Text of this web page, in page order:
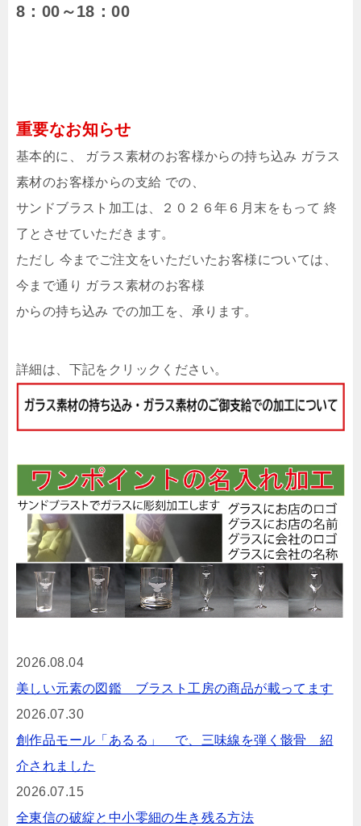
8：00～18：00
重要なお知らせ
基本的に、 ガラス素材のお客様からの持ち込み ガラス
素材のお客様からの支給 での、
サンドブラスト加工は、２０２６年６月末をもって 終
了とさせていただきます。
ただし 今までご注文をいただいたお客様については、
今まで通り ガラス素材のお客様
からの持ち込み での加工を、承ります。
詳細は、下記をクリックください。
2026.08.04
美しい元素の図鑑 ブラスト工房の商品が載ってます
2026.07.30
創作品モール「あるる」 で、三味線を弾く骸骨 紹
介されました
2026.07.15
全東信の破綻と中小零細の生き残る方法